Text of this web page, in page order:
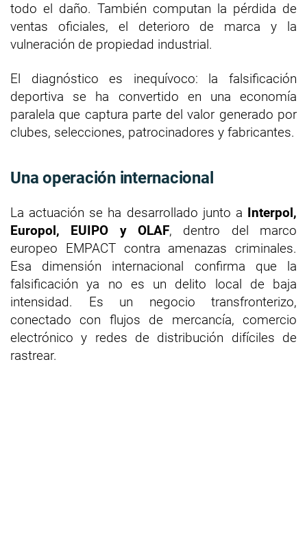
todo el daño. También computan la pérdida de
ventas oficiales, el deterioro de marca y la
vulneración de propiedad industrial.
El diagnóstico es inequívoco: la falsificación
deportiva se ha convertido en una economía
paralela que captura parte del valor generado por
clubes, selecciones, patrocinadores y fabricantes.
Una operación internacional
La actuación se ha desarrollado junto a Interpol,
Europol, EUIPO y OLAF, dentro del marco
europeo EMPACT contra amenazas criminales.
Esa dimensión internacional confirma que la
falsificación ya no es un delito local de baja
intensidad. Es un negocio transfronterizo,
conectado con flujos de mercancía, comercio
electrónico y redes de distribución difíciles de
rastrear.